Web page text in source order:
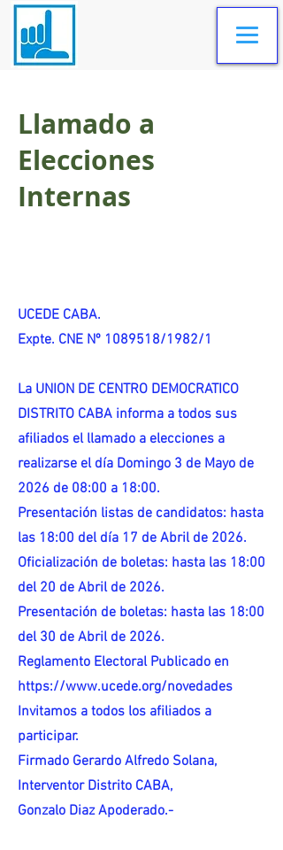
Llamado a
Elecciones
Internas
UCEDE CABA.
Expte. CNE Nº 1089518/1982/1
La UNION DE CENTRO DEMOCRATICO
DISTRITO CABA informa a todos sus
afiliados el llamado a elecciones a
realizarse el día Domingo 3 de Mayo de
2026 de 08:00 a 18:00.
Presentación listas de candidatos: hasta
las 18:00 del día 17 de Abril de 2026.
Oficialización de boletas: hasta las 18:00
del 20 de Abril de 2026.
Presentación de boletas: hasta las 18:00
del 30 de Abril de 2026.
Reglamento Electoral Publicado en
https://www.ucede.org/novedades
Invitamos a todos los afiliados a
participar.
Firmado Gerardo Alfredo Solana,
Interventor Distrito CABA,
Gonzalo Diaz Apoderado.-